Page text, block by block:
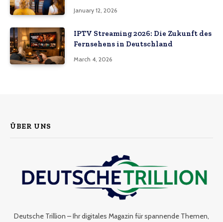
January 12, 2026
IPTV Streaming 2026: Die Zukunft des
Fernsehens in Deutschland
March 4, 2026
ÜBER UNS
Deutsche Trillion – Ihr digitales Magazin für spannende Themen,